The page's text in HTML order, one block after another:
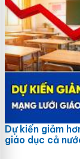
Dự kiến giảm
giáo dục cả